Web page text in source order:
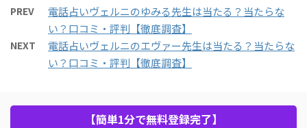
PREV
電話占いヴェルニのゆみる先生は当たる？当たらな
い？口コミ・評判【徹底調査】
NEXT
電話占いヴェルニのエヴァー先生は当たる？当たらな
い？口コミ・評判【徹底調査】
【簡単1分で無料登録完了】